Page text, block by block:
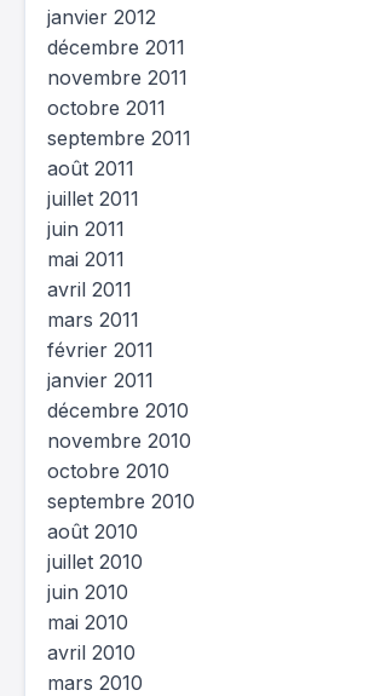
janvier 2012
décembre 2011
novembre 2011
octobre 2011
septembre 2011
août 2011
juillet 2011
juin 2011
mai 2011
avril 2011
mars 2011
février 2011
janvier 2011
décembre 2010
novembre 2010
octobre 2010
septembre 2010
août 2010
juillet 2010
juin 2010
mai 2010
avril 2010
mars 2010